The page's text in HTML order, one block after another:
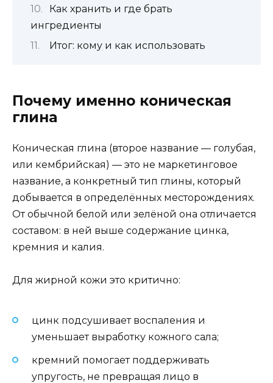
Как хранить и где брать
ингредиенты
Итог: кому и как использовать
Почему именно коническая
глина
Коническая глина (второе название — голубая,
или кембрийская) — это не маркетинговое
название, а конкретный тип глины, который
добывается в определённых месторождениях.
От обычной белой или зелёной она отличается
составом: в ней выше содержание цинка,
кремния и калия.
Для жирной кожи это критично:
цинк подсушивает воспаления и
уменьшает выработку кожного сала;
кремний помогает поддерживать
упругость, не превращая лицо в